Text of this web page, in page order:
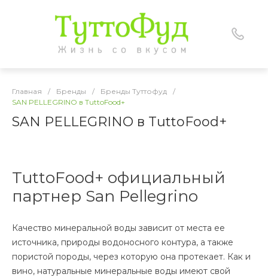
Главная / Бренды / Бренды Туттофуд
/
SAN PELLEGRINO в TuttoFood+
SAN PELLEGRINO в TuttoFood+
TuttoFood+ официальный
партнер San Pellegrino
Качество минеральной воды зависит от места ее
источника, природы водоносного контура, а также
пористой породы, через которую она протекает. Как и
вино, натуральные минеральные воды имеют свой